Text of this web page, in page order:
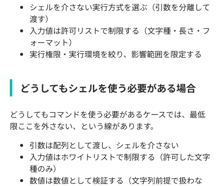
シェルを介さない実行方式を選ぶ（引数を分離して
渡す）
入力値は許可リストで制限する（文字種・長さ・フ
ォーマット）
実行権限・実行環境を絞り、影響範囲を限定する
どうしてもシェルを使う必要がある場合
どうしてもコマンドを使う必要があるケースでは、最低
限ここを外さない、という線があります。
引数は配列として渡し、シェルを介さない
入力値はホワイトリストで制限する（許可した文字
種のみ）
数値は数値として検証する（文字列前提で扱わな